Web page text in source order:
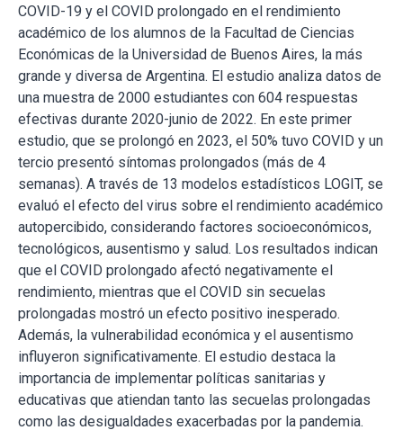
COVID-19 y el COVID prolongado en el rendimiento
académico de los alumnos de la Facultad de Ciencias
Económicas de la Universidad de Buenos Aires, la más
grande y diversa de Argentina. El estudio analiza datos de
una muestra de 2000 estudiantes con 604 respuestas
efectivas durante 2020-junio de 2022. En este primer
estudio, que se prolongó en 2023, el 50% tuvo COVID y un
tercio presentó síntomas prolongados (más de 4
semanas). A través de 13 modelos estadísticos LOGIT, se
evaluó el efecto del virus sobre el rendimiento académico
autopercibido, considerando factores socioeconómicos,
tecnológicos, ausentismo y salud. Los resultados indican
que el COVID prolongado afectó negativamente el
rendimiento, mientras que el COVID sin secuelas
prolongadas mostró un efecto positivo inesperado.
Además, la vulnerabilidad económica y el ausentismo
influyeron significativamente. El estudio destaca la
importancia de implementar políticas sanitarias y
educativas que atiendan tanto las secuelas prolongadas
como las desigualdades exacerbadas por la pandemia.